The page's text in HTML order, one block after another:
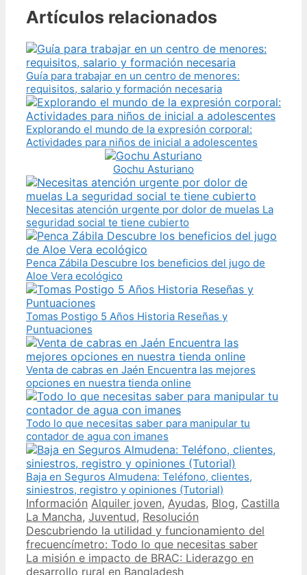
Artículos relacionados
Guía para trabajar en un centro de menores:
requisitos, salario y formación necesaria
Explorando el mundo de la expresión corporal:
Actividades para niños de inicial a adolescentes
Gochu Asturiano
Necesitas atención urgente por dolor de muelas La
seguridad social te tiene cubierto
Penca Zábila Descubre los beneficios del jugo de
Aloe Vera ecológico
Tomas Postigo 5 Años Historia Reseñas y
Puntuaciones
Venta de cabras en Jaén Encuentra las mejores
opciones en nuestra tienda online
Todo lo que necesitas saber para manipular tu
contador de agua con imanes
Baja en Seguros Almudena: Teléfono, clientes,
siniestros, registro y opiniones (Tutorial)
Categories
Información Tags
Alquiler joven, Ayudas, Blog, Castilla
La Mancha, Juventud, Resolución
Post
navigation
Descubriendo la utilidad y funcionamiento del
frecuencímetro: Todo lo que necesitas saber
La misión e impacto de BRAC: Liderazgo en
desarrollo rural en Bangladesh